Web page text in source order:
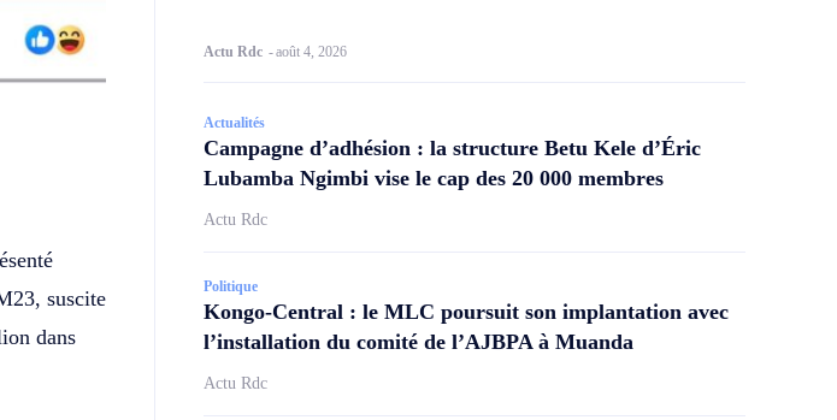
suscite
dans
Actu Rdc -août 4, 2026
Actualités
Campagne d’adhésion : la structure Betu Kele d’Éric
Lubamba Ngimbi vise le cap des 20 000 membres
Actu Rdc
Politique
Kongo-Central : le MLC poursuit son implantation avec
l’installation du comité de l’AJBPA à Muanda
Actu Rdc